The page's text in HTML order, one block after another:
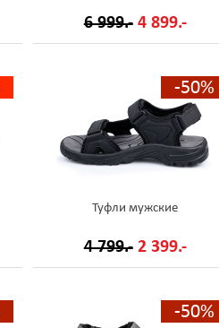
6 999.- 4 899.-
-50%
Туфли мужские
4 799.- 2 399.-
-50%